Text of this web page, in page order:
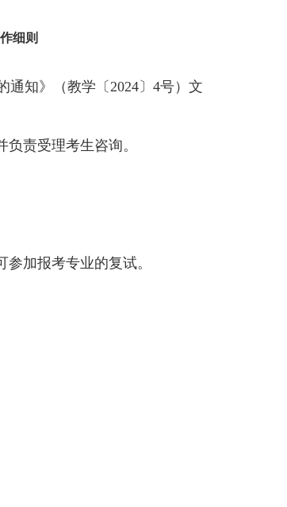
细则
通知》（教学〔2024〕4号）文
责受理考生咨询。
加报考专业的复试。